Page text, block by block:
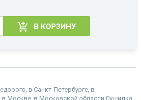
В КОРЗИНУ
в Санкт-Петербурге, в
в Москве, в Московской области Сушилка